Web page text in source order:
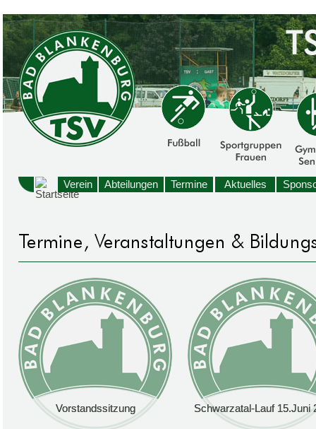
Verein Abteilungen Termine Aktuelles
Vorstandssitzung
Vorstandssitzung Schwarzatal-Lauf 15.Juni
Schwarzatal-Lauf 15.Juni